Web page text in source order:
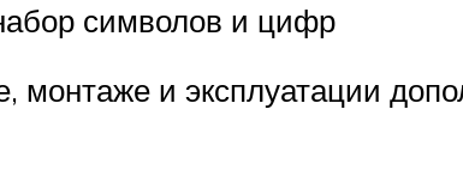
символов и цифр
монтаже и эксплуатации